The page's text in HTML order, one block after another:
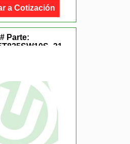
a Cotización
# Parte: